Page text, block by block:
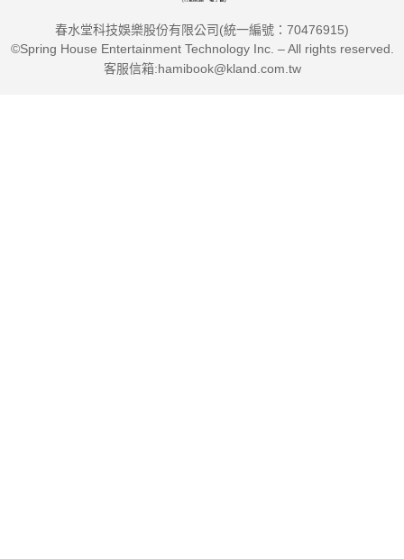
春水堂科技娛樂股份有限公司(統一編號：70476915)
©Spring House Entertainment Technology Inc. – All rights reserved.
客服信箱:hamibook@kland.com.tw